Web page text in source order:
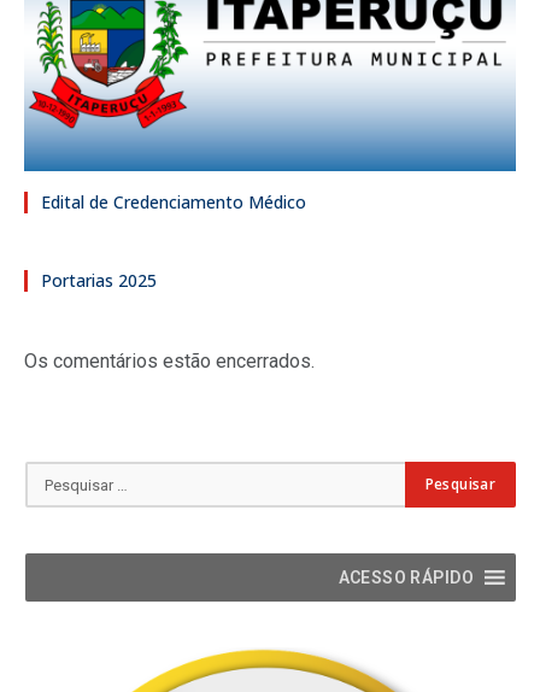
Edital de Credenciamento Médico
Portarias 2025
Os comentários estão encerrados.
ACESSO RÁPIDO